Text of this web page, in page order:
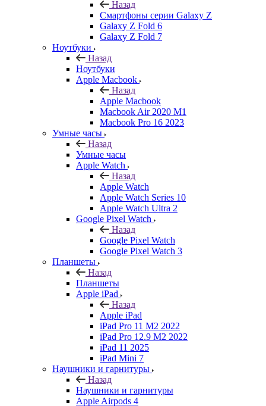
Назад
Смартфоны серии Galaxy Z
Galaxy Z Fold 6
Galaxy Z Fold 7
Ноутбуки
Назад
Ноутбуки
Apple Macbook
Назад
Apple Macbook
Macbook Air 2020 M1
Macbook Pro 16 2023
Умные часы
Назад
Умные часы
Apple Watch
Назад
Apple Watch
Apple Watch Series 10
Apple Watch Ultra 2
Google Pixel Watch
Назад
Google Pixel Watch
Google Pixel Watch 3
Планшеты
Назад
Планшеты
Apple iPad
Назад
Apple iPad
iPad Pro 11 M2 2022
iPad Pro 12.9 M2 2022
iPad 11 2025
iPad Mini 7
Наушники и гарнитуры
Назад
Наушники и гарнитуры
Apple Airpods 4